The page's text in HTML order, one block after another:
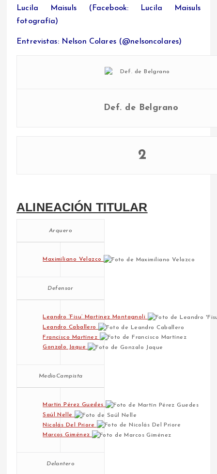
Lucila Maisuls (Facebook: Lucila Maisuls
fotografía)
Entrevistas: Nelson Colares (@nelsoncolares)
Def. de Belgrano
2
ALINEACIÓN TITULAR
Arquero
Maximiliano Velazco
Defensor
Leandro ‘Fisu’ Martinez Montagnoli
Leandro Caballero
Francisco Martínez
Gonzalo Jaque
MedioCampista
Martín Pérez Guedes
Saúl Nelle
Nicolás Del Priore
Marcos Giménez
Delantero